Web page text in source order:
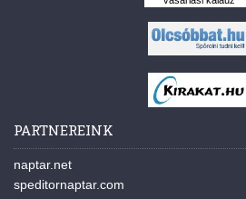
PARTNEREINK
naptar.net
speditornaptar.com